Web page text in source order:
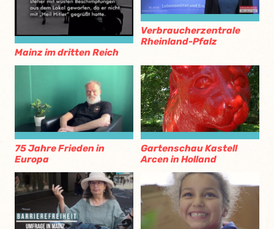
Mainz im dritten Reich
Verbraucherzentrale
Rheinland-Pfalz
75 Jahre Frieden in
Europa
Gartenschau Kastell
Arcen in Holland